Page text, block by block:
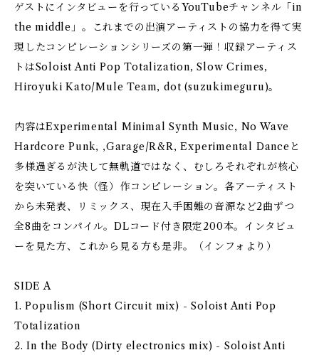
ゲストにインタビューを行っているYouTubeチャンネル「in
the middle」。これまでの出演アーティストの協力を得て実
現したコンピレーションシリーズの第一弾！収録アーティス
トはSoloist Anti Pop Totalization, Slow Crimes,
Hiroyuki Kato/Mule Team, dot (suzukimeguru)。
内容はExperimental Minimal Synth Music, No Wave
Hardcore Punk, ,Garage/R&R, Experimental Danceと
多様過ぎるが決して無軌道ではなく、むしろそれぞれが核心
を突いている快（怪）作コンピレーション。各アーティスト
から未発表、リミックス、現在入手困難の音源など2曲ずつ
全8曲をコンパイル。DLコード付き限定200本。インタビュ
ーを見た方、これから見る方も是非。（インフォより）
SIDE A
1. Populism (Short Circuit mix) - Soloist Anti Pop
Totalization
2. In the Body (Dirty electronics mix) - Soloist Anti